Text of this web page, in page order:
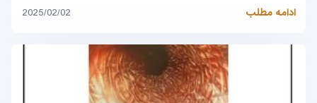
ادامه مطلب 2025/02/02